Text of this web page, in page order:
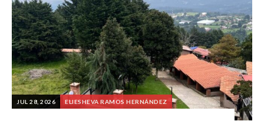
JUL 28, 2026 ELIESHEVA RAMOS HERNÁNDEZ